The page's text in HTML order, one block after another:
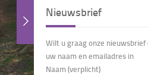
Nieuwsbrief
Wilt u graag onze nieuwsbrief
uw naam en emailadres in
Naam (verplicht)